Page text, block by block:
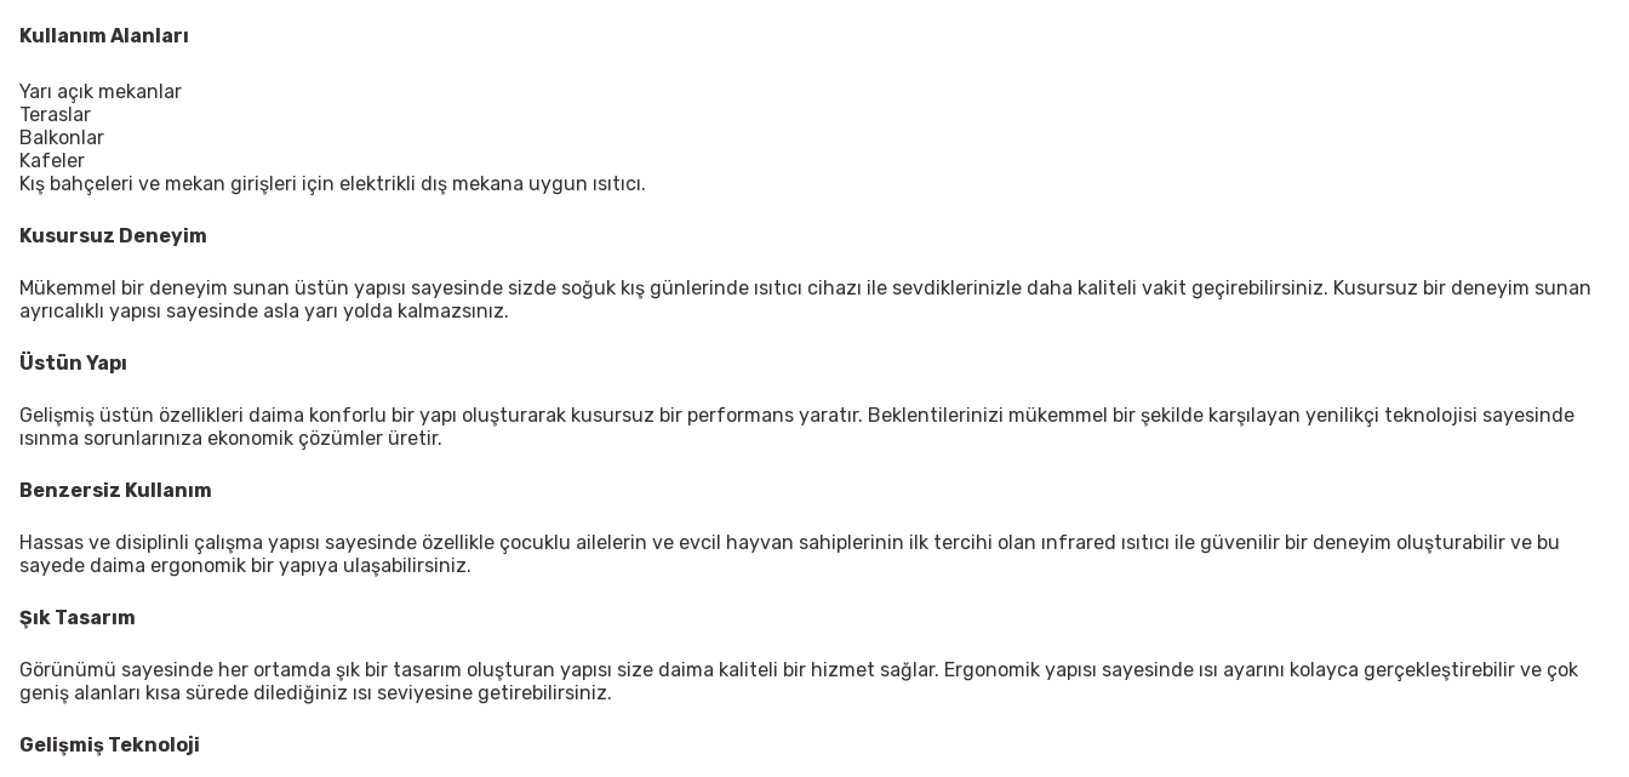
Kullanım Alanları
Yarı açık mekanlar
Teraslar
Balkonlar
Kafeler
Kış bahçeleri ve mekan girişleri için elektrikli dış mekana uygun ısıtıcı.
Kusursuz Deneyim
Mükemmel bir deneyim sunan üstün yapısı sayesinde sizde soğuk kış günlerinde ısıtıcı cihazı ile sevdiklerinizle daha kaliteli vakit geçirebilirsiniz. Kusursuz bir deneyim sunan
ayrıcalıklı yapısı sayesinde asla yarı yolda kalmazsınız.
Üstün Yapı
Gelişmiş üstün özellikleri daima konforlu bir yapı oluşturarak kusursuz bir performans yaratır. Beklentilerinizi mükemmel bir şekilde karşılayan yenilikçi teknolojisi sayesinde
ısınma sorunlarınıza ekonomik çözümler üretir.
Benzersiz Kullanım
Hassas ve disiplinli çalışma yapısı sayesinde özellikle çocuklu ailelerin ve evcil hayvan sahiplerinin ilk tercihi olan ınfrared ısıtıcı ile güvenilir bir deneyim oluşturabilir ve bu
sayede daima ergonomik bir yapıya ulaşabilirsiniz.
Şık Tasarım
Görünümü sayesinde her ortamda şık bir tasarım oluşturan yapısı size daima kaliteli bir hizmet sağlar. Ergonomik yapısı sayesinde ısı ayarını kolayca gerçekleştirebilir ve çok
geniş alanları kısa sürede dilediğiniz ısı seviyesine getirebilirsiniz.
Gelişmiş Teknoloji